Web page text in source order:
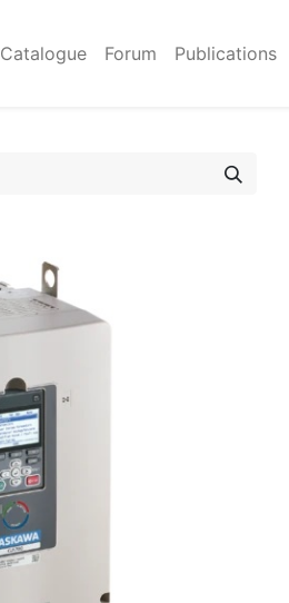
Catalogue Forum Publications